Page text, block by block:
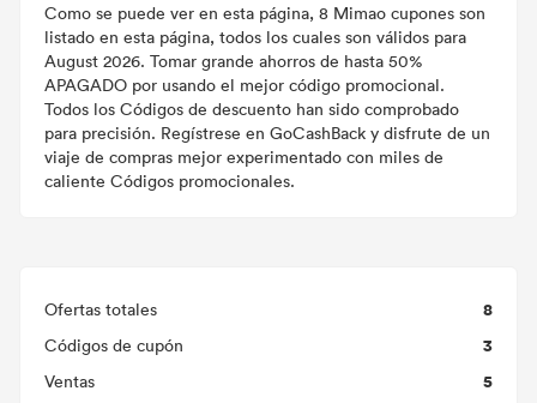
Como se puede ver en esta página, 8 Mimao cupones son
listado en esta página, todos los cuales son válidos para
August 2026. Tomar grande ahorros de hasta 50%
APAGADO por usando el mejor código promocional.
Todos los Códigos de descuento han sido comprobado
para precisión. Regístrese en GoCashBack y disfrute de un
viaje de compras mejor experimentado con miles de
caliente Códigos promocionales.
Ofertas totales 8
Códigos de cupón 3
Ventas 5